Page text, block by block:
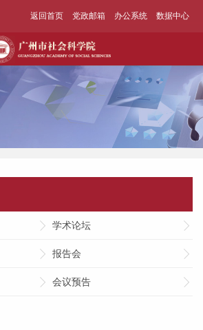
返回首页 党政邮箱 办公系统 数据中心
学术论坛
报告会
会议预告